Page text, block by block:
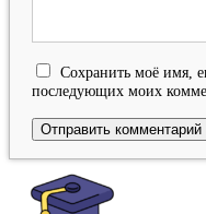
Сохранить моё имя,
последующих моих